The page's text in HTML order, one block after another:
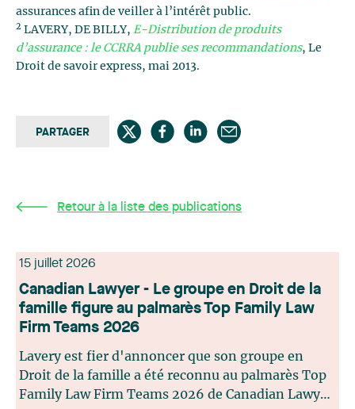
assurances afin de veiller à l’intérêt public.
2 LAVERY, DE BILLY, E-Distribution de produits
d’assurance : le CCRRA publie ses recommandations, Le
Droit de savoir express, mai 2013.
PARTAGER
Retour à la liste des publications
15 juillet 2026
Canadian Lawyer - Le groupe en Droit de la
famille figure au palmarès Top Family Law
Firm Teams 2026
Lavery est fier d'annoncer que son groupe en
Droit de la famille a été reconnu au palmarès Top
Family Law Firm Teams 2026 de Canadian Lawyer.